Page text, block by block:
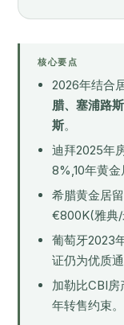
核心要点
2026年结合
腊、塞浦路
斯。
迪拜2025年
8%,10年黄金
希腊黄金居
€800K(雅典/
葡萄牙2023
证仍为优质通
加勒比CBI
年转售约束。